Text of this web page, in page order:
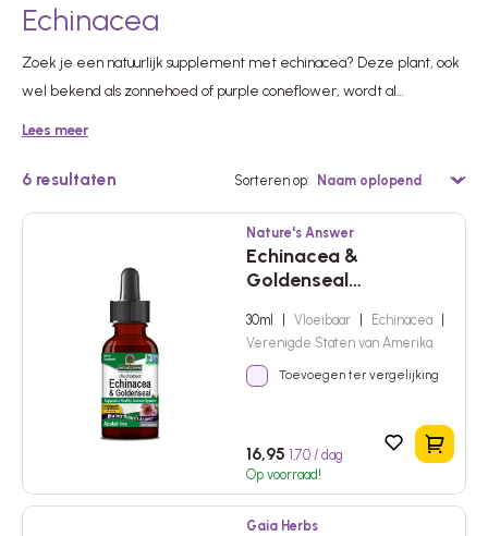
Echinacea
Zoek je een natuurlijk supplement met echinacea? Deze plant, ook
wel bekend als zonnehoed of purple coneflower, wordt al
deze plant? Je leest het hier.
Lees meer
6 resultaten Sorteren op
Nature's Answer
Echinacea &
Goldenseal
Geelwortel)
30ml Vloeibaar Echinacea
Verenigde Staten van Amerika
Toevoegen ter vergelijking
16,95 1,70 / dag
Op voorraad!
In het
Gaia Herbs